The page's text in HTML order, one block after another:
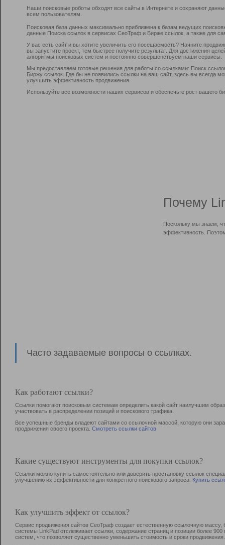
Наши поисковые роботы обходят все сайты в Интернете и сохраняют
всем пользователям.
Поисковая база данных максимально приближена к базам ведущих
данные Поиска ссылок в сервисах СеоТраф и Бирже ссылок, а также для
У вас есть сайт и вы хотите увеличить его посещаемость? Начните
вы запустите проект, тем быстрее получите результат. Для достижения
алгоритмы поисковых систем и постоянно совершенствуем наши сервисы.
Мы предоставляем готовые решения для работы со ссылками: Поиск
Биржу ссылок. Где бы не появились ссылки на ваш сайт, здесь вы всегда
улучшить эффективность продвижения.
Используйте все возможности наших сервисов и обеспечьте рост вашего
Почему
Поскольку мы знаем,
эффективность.
Часто задаваемые вопросы о ссылках.
Как работают ссылки?
Ссылки помогают поисковым системам определить какой сайт наилучшим
участвовать в раcпределении позиций и поискового трафика.
Все успешные бренды владеют сайтами со ссылочной массой, которую они
продвижения своего проекта. Смотреть ссылки сайтов
Какие существуют инструменты для покупки ссылок?
Ссылки можно купить самостоятельно или доверить простановку ссылок
улучшению их эффективности для конкретного поискового запроса. Купить
Как улучшить эффект от ссылок?
Сервис продвижения сайтов СеоТраф создает естественную ссылочную
системы LinkPad отслеживает ссылки, содержание страниц и позиции более
систем, что позволяет существенно уменьшить стоимость и сроки продвижения.